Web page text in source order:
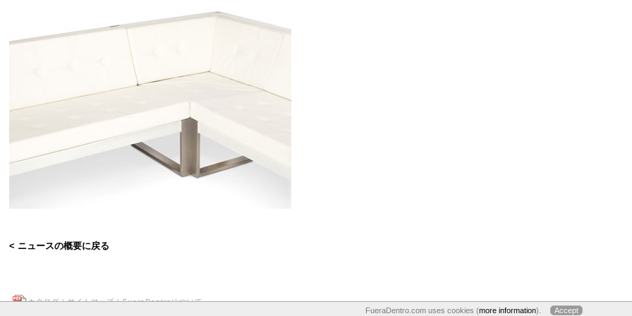
< ニュースの概要に戻る
カタログ |サイトマップ |FueraDentroについて
FueraDentro.com uses cookies (more information). Accept